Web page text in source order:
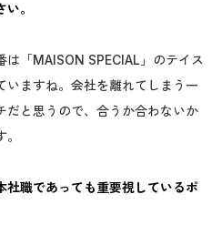
。
は「MAISON SPECIAL」のテイス
いますね。会社を離れてしまう一
だと思うので、合うか合わないか
職であっても重要視しているポ